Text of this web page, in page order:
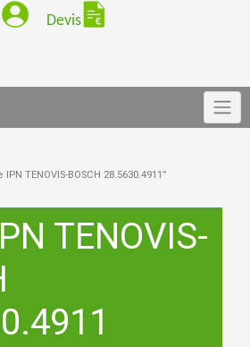
Devis
TENOVIS-BOSCH 28.5630.4911”
TENOVIS-